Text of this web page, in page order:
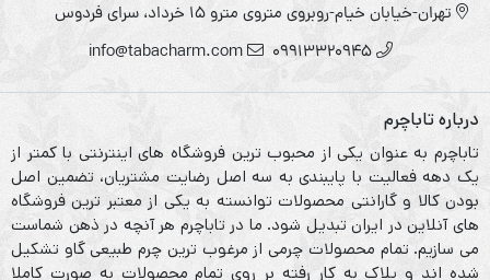
تهران-خیابان خیام-روبروی متروی مترو ۱۵ خرداد، سرای فردوس
09913320945
info@tabacharm.com
درباره تاباچرم
تاباچرم به عنوان یکی از محبوب ترین فروشگاه های اینترنتی با کمتر از
یک دهه فعالیت با پایبندی به سه اصل رضایت مشتریان، تضمین اصل
بودن کالا و گارانتی محصولات توانسته به یکی از معتبر ترین فروشگاه
های آنلاین در ایران تبدیل شود. ما در تاباچرم هر آنچه در ذهن شماست
می سازیم. تمام محصولات چرمی از مرغوب ترین چرم طبیعی گاو تشکیل
شده اند و پلاک به کار رفته بر روی تمام محصولات به صورت کاملا